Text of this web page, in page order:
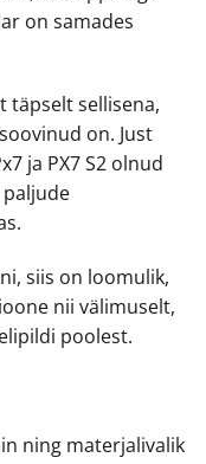
on samades
täpselt sellisena,
on. Just
ja PX7 S2 olnud
siis on loomulik,
nii välimuselt,
poolest.
ning materjalivalik